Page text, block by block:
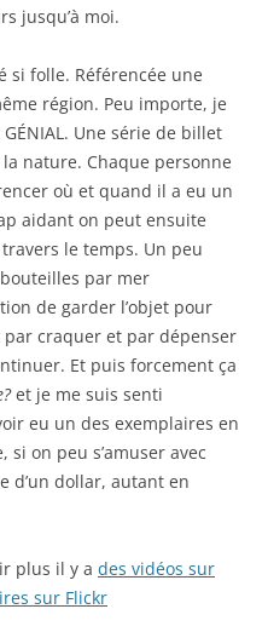
jusqu’à moi.
si folle. Référencée une
région. Peu importe, je
Une série de billet
nature. Chaque personne
où et quand il a eu un
aidant on peut ensuite
le temps. Un peu
par mer
de garder l’objet pour
craquer et par dépenser
Et puis forcement ça
et je me suis senti
eu un des exemplaires en
si on peu s’amuser avec
d’un dollar, autant en
plus il y a des vidéos sur
sur Flickr